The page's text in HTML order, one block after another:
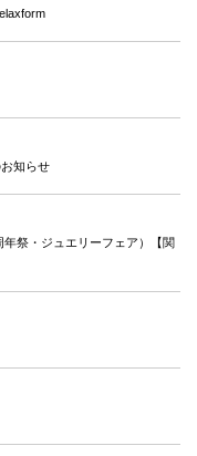
知らせ
祭・ジュエリーフェア）【関